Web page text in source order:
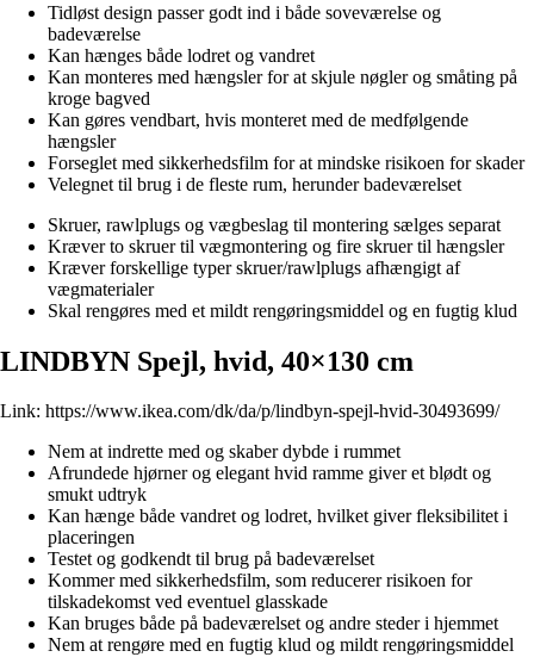
Tidløst design passer godt ind i både soveværelse og
badeværelse
Kan hænges både lodret og vandret
Kan monteres med hængsler for at skjule nøgler og småting på
kroge bagved
Kan gøres vendbart, hvis monteret med de medfølgende
hængsler
Forseglet med sikkerhedsfilm for at mindske risikoen for skader
Velegnet til brug i de fleste rum, herunder badeværelset
Skruer, rawlplugs og vægbeslag til montering sælges separat
Kræver to skruer til vægmontering og fire skruer til hængsler
Kræver forskellige typer skruer/rawlplugs afhængigt af
vægmaterialer
Skal rengøres med et mildt rengøringsmiddel og en fugtig klud
LINDBYN Spejl, hvid, 40×130 cm
Link: https://www.ikea.com/dk/da/p/lindbyn-spejl-hvid-30493699/
Nem at indrette med og skaber dybde i rummet
Afrundede hjørner og elegant hvid ramme giver et blødt og
smukt udtryk
Kan hænge både vandret og lodret, hvilket giver fleksibilitet i
placeringen
Testet og godkendt til brug på badeværelset
Kommer med sikkerhedsfilm, som reducerer risikoen for
tilskadekomst ved eventuel glasskade
Kan bruges både på badeværelset og andre steder i hjemmet
Nem at rengøre med en fugtig klud og mildt rengøringsmiddel